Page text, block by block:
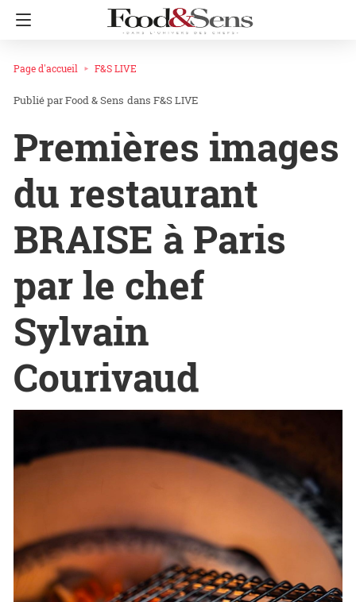
Page d'accueil F&S LIVE
Food & Sens dans F&S LIVE
Premières images
du restaurant
BRAISE à Paris
par le chef
Sylvain
Courivaud